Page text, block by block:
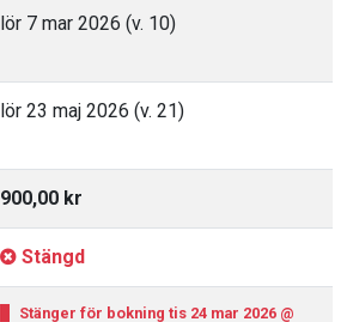
lör 7 mar 2026 (v. 10)
lör 23 maj 2026 (v. 21)
900,00 kr
Stängd
Stänger för bokning tis 24 mar 2026 @